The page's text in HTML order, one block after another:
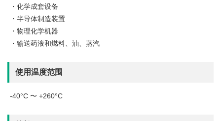
・化学成套设备
・半导体制造装置
・物理化学机器
・输送药液和燃料、油、蒸汽
使用温度范围
-40°C 〜 +260°C